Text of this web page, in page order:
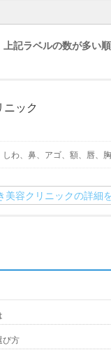
記ラベルの数が多い
ニック
しわ、鼻、アゴ、額、唇、
美容クリニックの詳細
び方